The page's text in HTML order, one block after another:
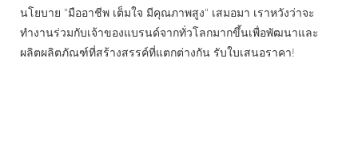
นโยบาย "มืออาชีพ เต็มใจ มีคุณภาพสูง" เสมอมา เราหวังว่าจะ
ทำงานร่วมกับเจ้าของแบรนด์จากทั่วโลกมากขึ้นเพื่อพัฒนาและ
ผลิตผลิตภัณฑ์ที่สร้างสรรค์ที่แตกต่างกัน รับใบเสนอราคา!